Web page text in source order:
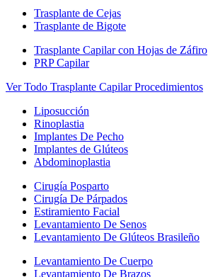
Trasplante de Cejas
Trasplante de Bigote
Trasplante Capilar con Hojas de Záfiro
PRP Capilar
Ver Todo Trasplante Capilar Procedimientos
Liposucción
Rinoplastia
Implantes De Pecho
Implantes de Glúteos
Abdominoplastia
Cirugía Posparto
Cirugía De Párpados
Estiramiento Facial
Levantamiento De Senos
Levantamiento De Glúteos Brasileño
Levantamiento De Cuerpo
Levantamiento De Brazos